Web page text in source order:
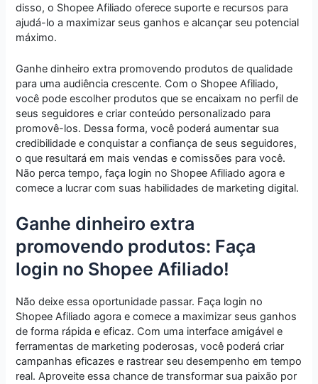
disso, o Shopee Afiliado oferece suporte e recursos para
ajudá-lo a maximizar seus ganhos e alcançar seu potencial
máximo.
Ganhe dinheiro extra promovendo produtos de qualidade
para uma audiência crescente. Com o Shopee Afiliado,
você pode escolher produtos que se encaixam no perfil de
seus seguidores e criar conteúdo personalizado para
promovê-los. Dessa forma, você poderá aumentar sua
credibilidade e conquistar a confiança de seus seguidores,
o que resultará em mais vendas e comissões para você.
Não perca tempo, faça login no Shopee Afiliado agora e
comece a lucrar com suas habilidades de marketing digital.
Ganhe dinheiro extra
promovendo produtos: Faça
login no Shopee Afiliado!
Não deixe essa oportunidade passar. Faça login no
Shopee Afiliado agora e comece a maximizar seus ganhos
de forma rápida e eficaz. Com uma interface amigável e
ferramentas de marketing poderosas, você poderá criar
campanhas eficazes e rastrear seu desempenho em tempo
real. Aproveite essa chance de transformar sua paixão por